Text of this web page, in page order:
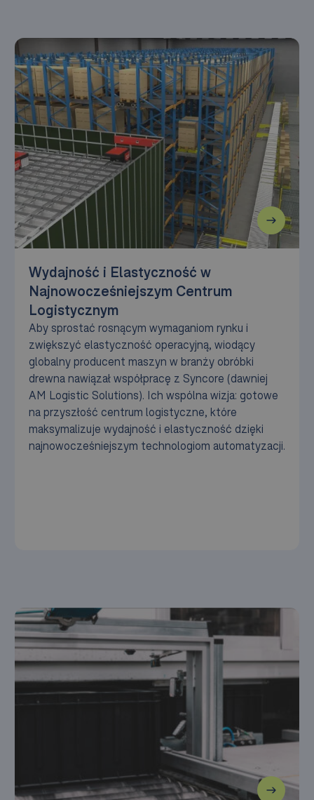
Wydajność i Elastyczność w
Najnowocześniejszym Centrum
Logistycznym
Aby sprostać rosnącym wymaganiom rynku i
zwiększyć elastyczność operacyjną, wiodący
globalny producent maszyn w branży obróbki
drewna nawiązał współpracę z Syncore (dawniej
AM Logistic Solutions). Ich wspólna wizja: gotowe
na przyszłość centrum logistyczne, które
maksymalizuje wydajność i elastyczność dzięki
najnowocześniejszym technologiom automatyzacji.